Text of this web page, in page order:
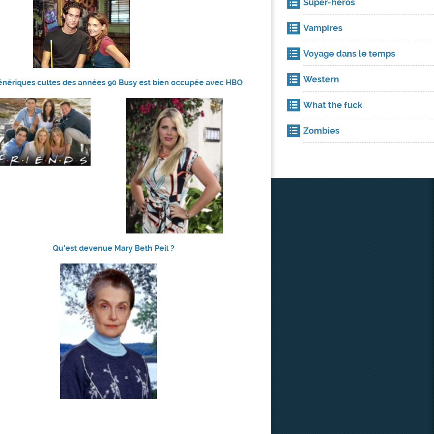
cultes des années 90 Busy est bien occupée avec HBO
Qu'est devenue Mary Beth Peil ?
Super-héros
Vampires
Voyage dans le temps
Western
What the fuck
Zombies